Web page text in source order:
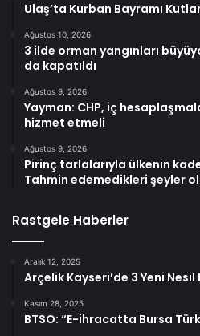
Ulaş’ta Kurban Bayramı
Ağustos 10, 2026
3 ilde orman yangınları
da kapatıldı
Ağustos 9, 2026
Yayman: CHP, iç
hizmet etmeli
Ağustos 9, 2026
Pirinç tarlalarıyla ülkenin
Tahmin edemedikleri şeyler
Rastgele Haberler
Aralık 12, 2025
Arçelik Kayseri’de 3 Yeni
Kasım 28, 2025
BTSO: “E-ihracatta Bursa